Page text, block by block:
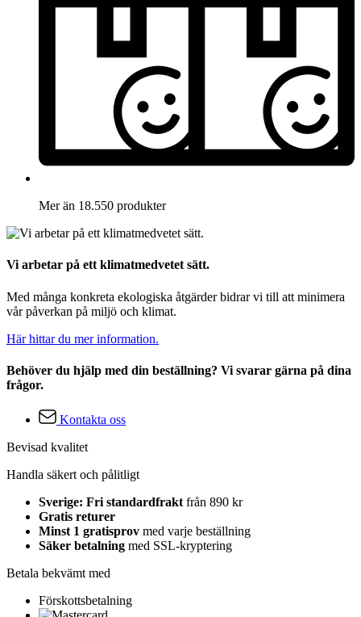
Mer än 18.550 produkter
Vi arbetar på ett klimatmedvetet sätt.
Med många konkreta ekologiska åtgärder bidrar vi till att minimera
vår påverkan på miljö och klimat.
Här hittar du mer information.
Behöver du hjälp med din beställning? Vi svarar gärna på dina
frågor.
Kontakta oss
Bevisad kvalitet
Handla säkert och pålitligt
Sverige: Fri standardfrakt från 890 kr
Gratis returer
Minst 1 gratisprov med varje beställning
Säker betalning med SSL-kryptering
Betala bekvämt med
Förskottsbetalning